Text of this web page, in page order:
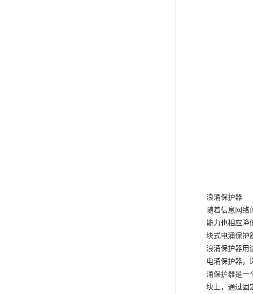
浪涌保护器
随着信息网络
能力也相应降
块式电涌保护
浪涌保护器用
电涌保护器，
涌保护器是一
块上，通过固